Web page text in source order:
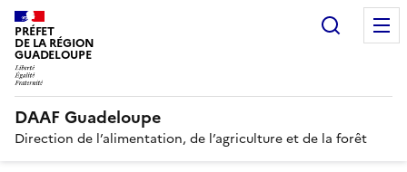
PRÉFET
DE LA RÉGION
GUADELOUPE
DAAF Guadeloupe
Direction de l’alimentation, de l’agriculture et de la forêt